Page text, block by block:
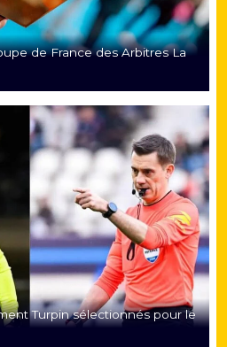
de France des Arbitres La
Turpin sélectionnés pour le